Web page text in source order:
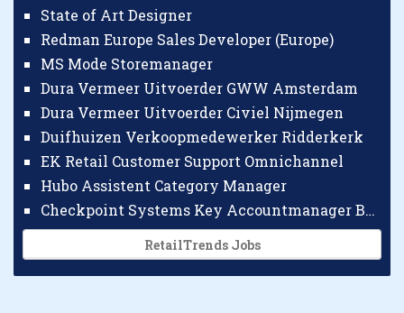
State of Art Designer
Redman Europe Sales Developer (Europe)
MS Mode Storemanager
Dura Vermeer Uitvoerder GWW Amsterdam
Dura Vermeer Uitvoerder Civiel Nijmegen
Duifhuizen Verkoopmedewerker Ridderkerk
EK Retail Customer Support Omnichannel
Hubo Assistent Category Manager
Checkpoint Systems Key Accountmanager Benelux
RetailTrends Jobs